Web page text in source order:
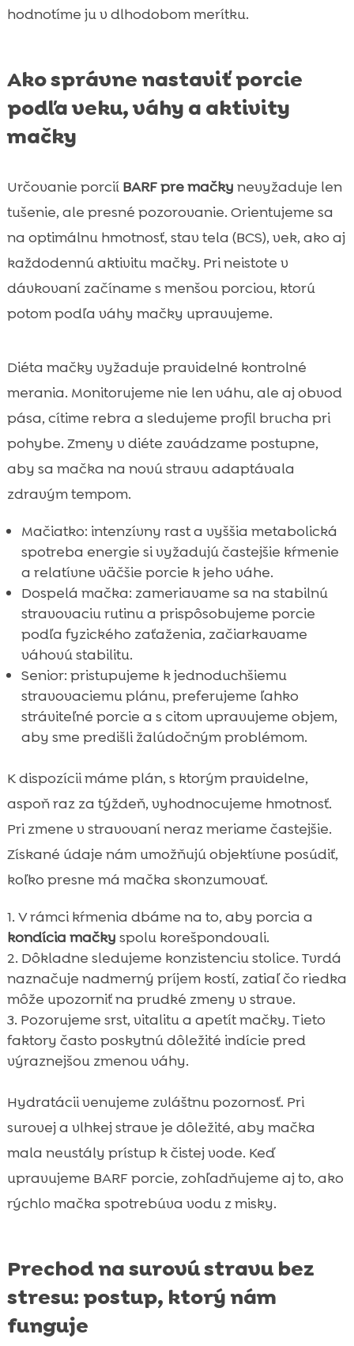
hodnotíme ju v dlhodobom merítku.
Ako správne nastaviť porcie
podľa veku, váhy a aktivity
mačky
Určovanie porcií BARF pre mačky nevyžaduje len
tušenie, ale presné pozorovanie. Orientujeme sa
na optimálnu hmotnosť, stav tela (BCS), vek, ako aj
každodennú aktivitu mačky. Pri neistote v
dávkovaní začíname s menšou porciou, ktorú
potom podľa váhy mačky upravujeme.
Diéta mačky vyžaduje pravidelné kontrolné
merania. Monitorujeme nie len váhu, ale aj obvod
pása, cítime rebra a sledujeme profil brucha pri
pohybe. Zmeny v diéte zavádzame postupne,
aby sa mačka na novú stravu adaptávala
zdravým tempom.
Mačiatko: intenzívny rast a vyššia metabolická
spotreba energie si vyžadujú častejšie kŕmenie
a relatívne väčšie porcie k jeho váhe.
Dospelá mačka: zameriavame sa na stabilnú
stravovaciu rutinu a prispôsobujeme porcie
podľa fyzického zaťaženia, začiarkavame
váhovú stabilitu.
Senior: pristupujeme k jednoduchšiemu
stravovaciemu plánu, preferujeme ľahko
stráviteľné porcie a s citom upravujeme objem,
aby sme predišli žalúdočným problémom.
K dispozícii máme plán, s ktorým pravidelne,
aspoň raz za týždeň, vyhodnocujeme hmotnosť.
Pri zmene v stravovaní neraz meriame častejšie.
Získané údaje nám umožňujú objektívne posúdiť,
koľko presne má mačka skonzumovať.
V rámci kŕmenia dbáme na to, aby porcia a
kondícia mačky spolu korešpondovali.
Dôkladne sledujeme konzistenciu stolice. Tvrdá
naznačuje nadmerný príjem kostí, zatiaľ čo riedka
môže upozorniť na prudké zmeny v strave.
Pozorujeme srst, vitalitu a apetít mačky. Tieto
faktory často poskytnú dôležité indície pred
výraznejšou zmenou váhy.
Hydratácii venujeme zvláštnu pozornosť. Pri
surovej a vlhkej strave je dôležité, aby mačka
mala neustály prístup k čistej vode. Keď
upravujeme BARF porcie, zohľadňujeme aj to, ako
rýchlo mačka spotrebúva vodu z misky.
Prechod na surovú stravu bez
stresu: postup, ktorý nám
funguje